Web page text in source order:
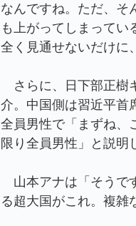
なんですね。ただ、そ
も上がってしまってい
全く見通せないだけに
さらに、日下部正樹
介。中国側は習近平首
全員男性で「まずね、
限り全員男性」と説明
山本アナは「そうで
る超大国がこれ。複雑